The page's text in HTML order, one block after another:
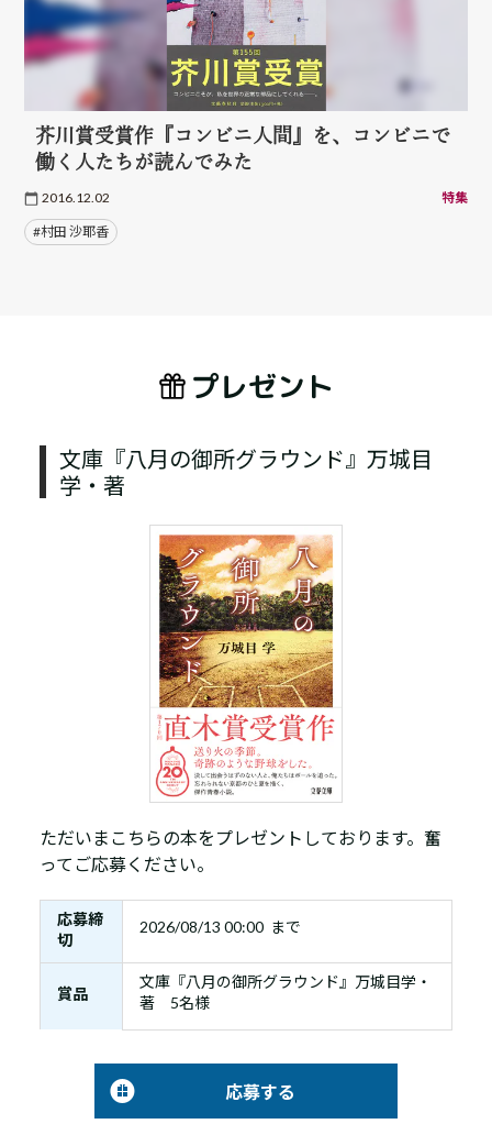
芥川賞受賞作『コンビニ人間』を、コンビニで
働く人たちが読んでみた
2016.12.02 特集
#村田 沙耶香
プレゼント
文庫『八月の御所グラウンド』万城目
学・著
ただいまこちらの本をプレゼントしております。奮
ってご応募ください。
応募締
切
2026/08/13 00:00 まで
賞品
文庫『八月の御所グラウンド』万城目学・
著 5名様
応募する